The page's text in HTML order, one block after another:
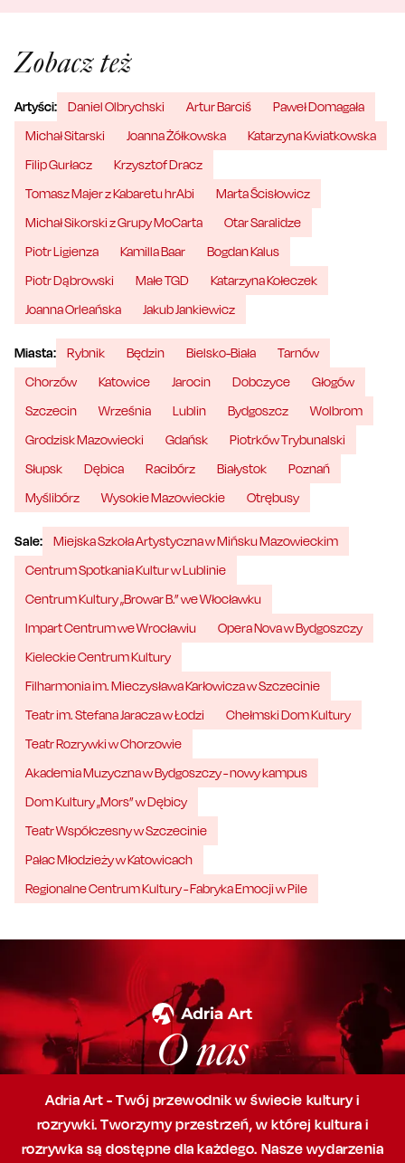
Zobacz też
Artyści: Daniel Olbrychski Artur Barciś
Paweł Domagała
Michał Sitarski
Joanna Żółkowska
Katarzyna Kwiatkowska
Filip Gurłacz
Krzysztof Dracz
Tomasz Majer z Kabaretu hrAbi
Marta Ścisłowicz
Michał Sikorski z Grupy MoCarta
Otar Saralidze
Piotr Ligienza
Kamilla Baar
Bogdan Kalus
Piotr Dąbrowski
Małe TGD
Katarzyna Kołeczek
Joanna Orleańska
Jakub Jankiewicz
Miasta: Rybnik Będzin Bielsko-Biała
Tarnów
Chorzów
Katowice Jarocin Dobczyce
Głogów
Szczecin
Września Lublin Bydgoszcz
Wolbrom
Grodzisk Mazowiecki
Gdańsk
Piotrków Trybunalski
Słupsk
Dębica Racibórz Białystok
Poznań
Myślibórz
Wysokie Mazowieckie Otrębusy
Sale:
Miejska Szkoła Artystyczna w Mińsku Mazowieckim
Centrum Spotkania Kultur w Lublinie
Centrum Kultury „Browar B.” we Włocławku
Impart Centrum we Wrocławiu
Opera Nova w Bydgoszczy
Kieleckie Centrum Kultury
Filharmonia im. Mieczysława Karłowicza w Szczecinie
Teatr im. Stefana Jaracza w Łodzi
Chełmski Dom Kultury
Teatr Rozrywki w Chorzowie
Akademia Muzyczna w Bydgoszczy - nowy kampus
Dom Kultury „Mors” w Dębicy
Teatr Współczesny w Szczecinie
Pałac Młodzieży w Katowicach
Regionalne Centrum Kultury - Fabryka Emocji w Pile
O nas
Adria Art - Twój przewodnik w świecie kultury i
rozrywki. Tworzymy przestrzeń,w której kultura i
rozrywka są dostępne dla każdego. Nasze wydarzenia